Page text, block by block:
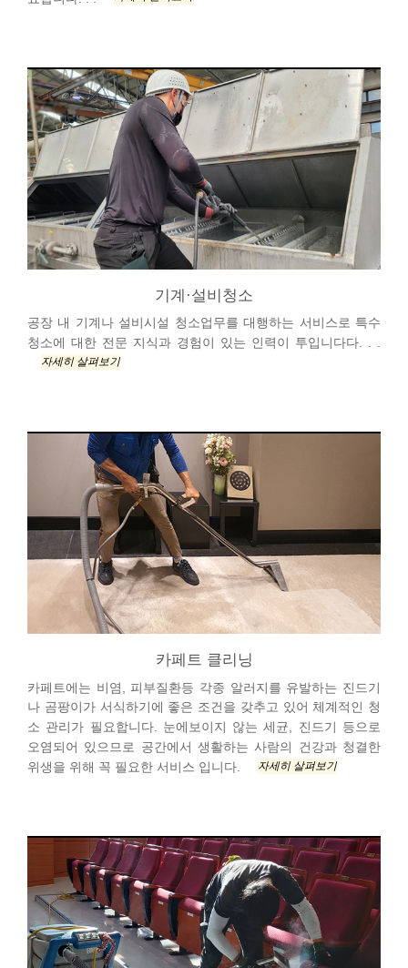
기계·설비청소
공장 내 기계나 설비시설 청소업무를 대행하는 서비스로 특수
청소에 대한 전문 지식과 경험이 있는 인력이 투입니다다. . .
자세히 살펴보기
카페트 클리닝
카페트에는 비염, 피부질환등 각종 알러지를 유발하는 진드기
나 곰팡이가 서식하기에 좋은 조건을 갖추고 있어 체계적인 청
소 관리가 필요합니다. 눈에보이지 않는 세균, 진드기 등으로
오염되어 있으므로 공간에서 생활하는 사람의 건강과 청결한
위생을 위해 꼭 필요한 서비스 입니다.
자세히 살펴보기